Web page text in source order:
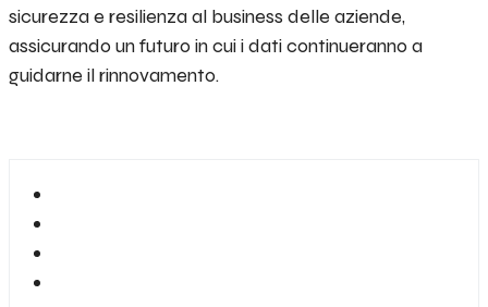
sicurezza e resilienza al business delle aziende,
assicurando un futuro in cui i dati continueranno a
guidarne il rinnovamento.